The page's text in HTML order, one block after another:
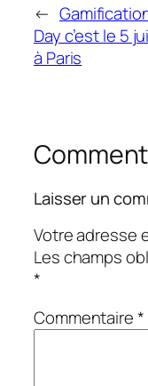
←
Day c’est le 5
à Paris
Laisser un
Votre adresse
Les champs
*
Commentaire*